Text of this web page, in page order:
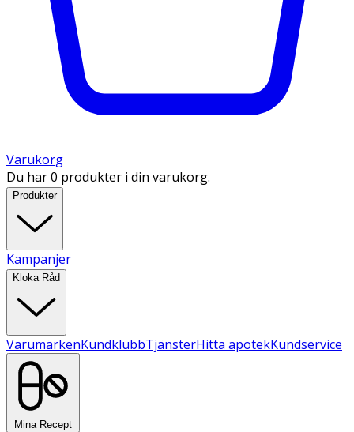
Varukorg
Du har 0 produkter i din varukorg.
Produkter
Kampanjer
Kloka Råd
VarumärkenKundklubbTjänsterHitta apotekKundservice
Mina Recept